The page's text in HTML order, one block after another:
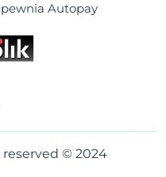
Autopay
© 2024